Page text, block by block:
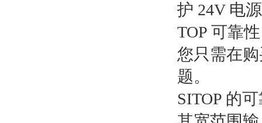
护 24V 电
TOP 可靠性
您只需在
题。
SITOP 的